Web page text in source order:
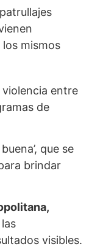
mismos
entre
de
que se
brindar
visibles.